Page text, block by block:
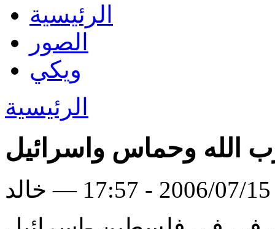
الرئيسية
الصور
ويكي
الرئيسية
الله وحماس واسرائيل